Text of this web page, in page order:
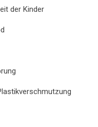
der Kinder